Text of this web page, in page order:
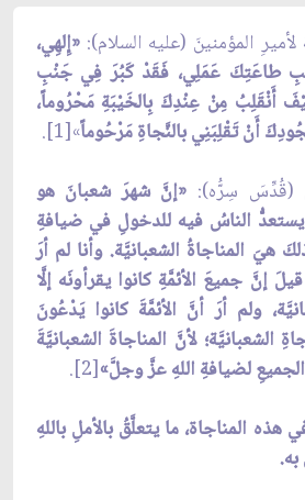
لأميرِ المؤمنينَ (عليه السلام):«إِلهِي،
طاعَتِكَ عَمَلِي، فَقَدْ كَبُرَ فِي جَنْبِ
أَنْقَلِبُ مِنْ عِنْدِكَ بِالخَيْبَةِ مَحْرُوماً،
أَنْ تَقْلِبَنِي بالنَّجاةِ مَرْحُوماً»[1].
(قُدِّسَ سِرُّه): «إنَّ شهرَ شعبانَ هو
الناسُ فيه للدخولِ في ضيافةِ
هيَ المناجاةُ الشعبانيَّة. وأنا لم أرَ
إنَّ جميعَ الأئمَّةِ كانوا يقرأونَه إلَّا
ولم أرَ أنَّ الأئمَّةَ كانوا يَدْعُونَ
الشعبانيَّة؛ لأنَّ المناجاةَ الشعبانيَّةَ
لضيافةِ اللهِ عزَّ وجلَّ»[2].
المناجاة، ما يتعلَّقُ بالأملِ باللهِ